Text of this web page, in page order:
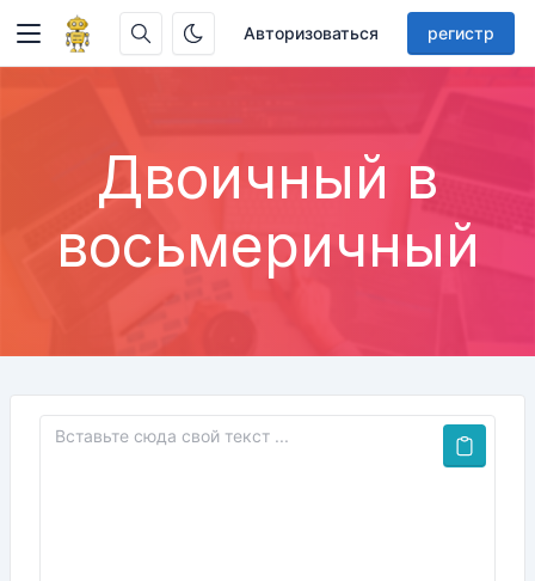
Авторизоваться регистр
Двоичный в
восьмеричный